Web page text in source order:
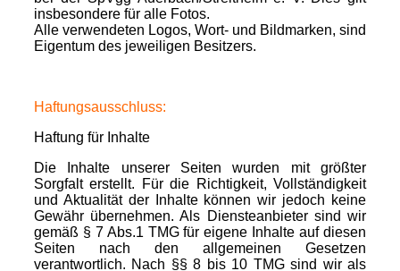
insbesondere für alle Fotos.
Alle verwendeten Logos, Wort- und Bildmarken, sind
Eigentum des jeweiligen Besitzers.
Haftungsausschluss:
Haftung für Inhalte
Die Inhalte unserer Seiten wurden mit größter
Sorgfalt erstellt. Für die Richtigkeit, Vollständigkeit
und Aktualität der Inhalte können wir jedoch keine
Gewähr übernehmen. Als Diensteanbieter sind wir
gemäß § 7 Abs.1 TMG für eigene Inhalte auf diesen
Seiten nach den allgemeinen Gesetzen
verantwortlich. Nach §§ 8 bis 10 TMG sind wir als